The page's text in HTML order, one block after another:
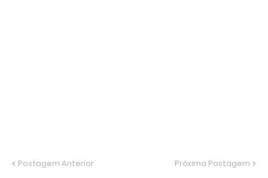
Postagem Anterior Próxima Postagem